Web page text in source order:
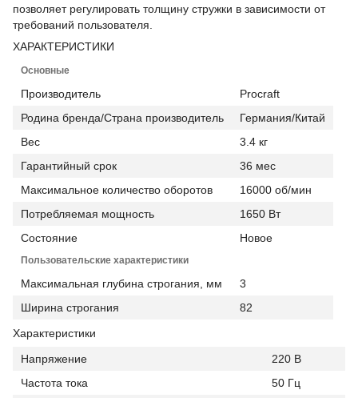
позволяет регулировать толщину стружки в зависимости от
требований пользователя.
ХАРАКТЕРИСТИКИ
Основные
Производитель
Procraft
Родина бренда/Страна производитель
Германия/Китай
Вес
3.4 кг
Гарантийный срок
36 мес
Максимальное количество оборотов
16000 об/мин
Потребляемая мощность
1650 Вт
Состояние
Новое
Пользовательские характеристики
Максимальная глубина строгания, мм
3
Ширина строгания
82
Характеристики
Напряжение
220 В
Частота тока
50 Гц